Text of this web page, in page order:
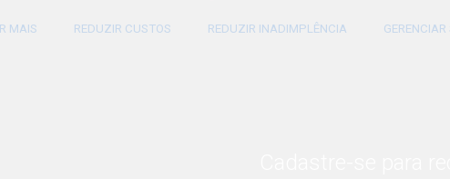
MAIS REDUZIR CUSTOS REDUZIR INADIMPLÊNCIA